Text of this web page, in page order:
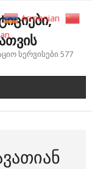
სერვისები 577
Armenian